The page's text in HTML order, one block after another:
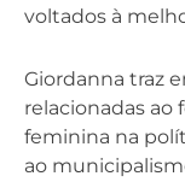
voltados à
Giordanna traz
relacionadas
feminina na
ao